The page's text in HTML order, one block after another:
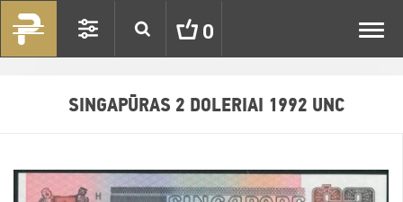
0
SINGAPŪRAS 2 DOLERIAI 1992 UNC